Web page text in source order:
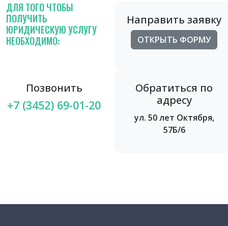
ДЛЯ ТОГО ЧТОБЫ
ПОЛУЧИТЬ
ЮРИДИЧЕСКУЮ УСЛУГУ
НЕОБХОДИМО:
Направить заявку
ОТКРЫТЬ ФОРМУ
Позвонить
+7 (3452) 69-01-20
Обратиться по
адресу
ул. 50 лет Октября,
57Б/6